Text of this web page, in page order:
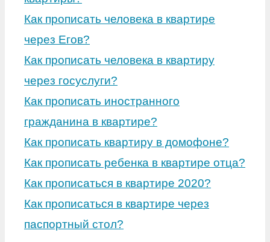
Как прописать человека в квартире
через Егов?
Как прописать человека в квартиру
через госуслуги?
Как прописать иностранного
гражданина в квартире?
Как прописать квартиру в домофоне?
Как прописать ребенка в квартире отца?
Как прописаться в квартире 2020?
Как прописаться в квартире через
паспортный стол?